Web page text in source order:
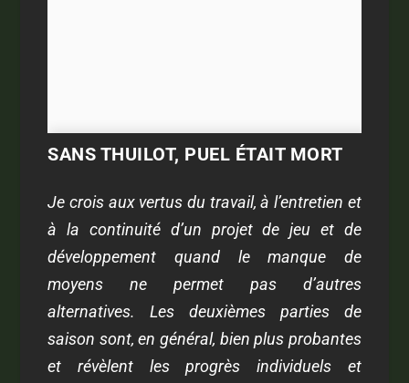
SANS THUILOT, PUEL ÉTAIT MORT
Je crois aux vertus du travail, à l’entretien et
à la continuité d’un projet de jeu et de
développement quand le manque de
moyens ne permet pas d’autres
alternatives. Les deuxièmes parties de
saison sont, en général, bien plus probantes
et révèlent les progrès individuels et